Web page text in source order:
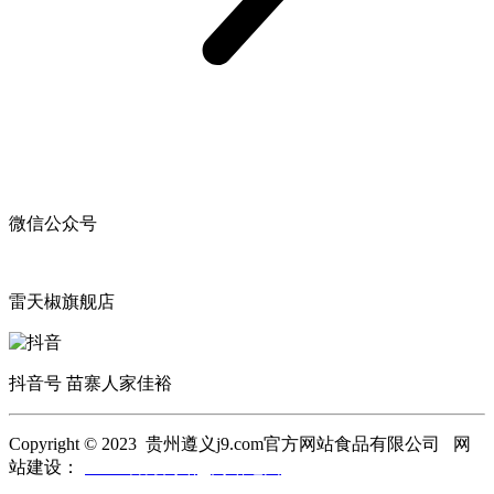
微信公众号
雷天椒旗舰店
抖音号 苗寨人家佳裕
Copyright © 2023 贵州遵义j9.com官方网站食品有限公司 网
站建设：